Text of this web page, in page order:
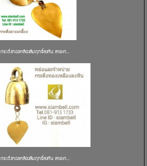
กระดิ่งทองเหลืองสัมฤทธิ์ลงหิน ลายเก...
กระดิ่งทองเหลืองสัมฤทธิ์ลงหิน ลายเก...